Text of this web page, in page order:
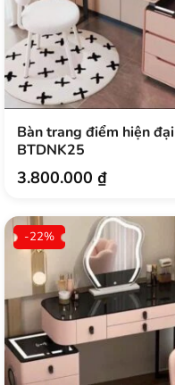
Bàn trang điểm hiện đại
BTDNK25
3.800.000 ₫
-22%